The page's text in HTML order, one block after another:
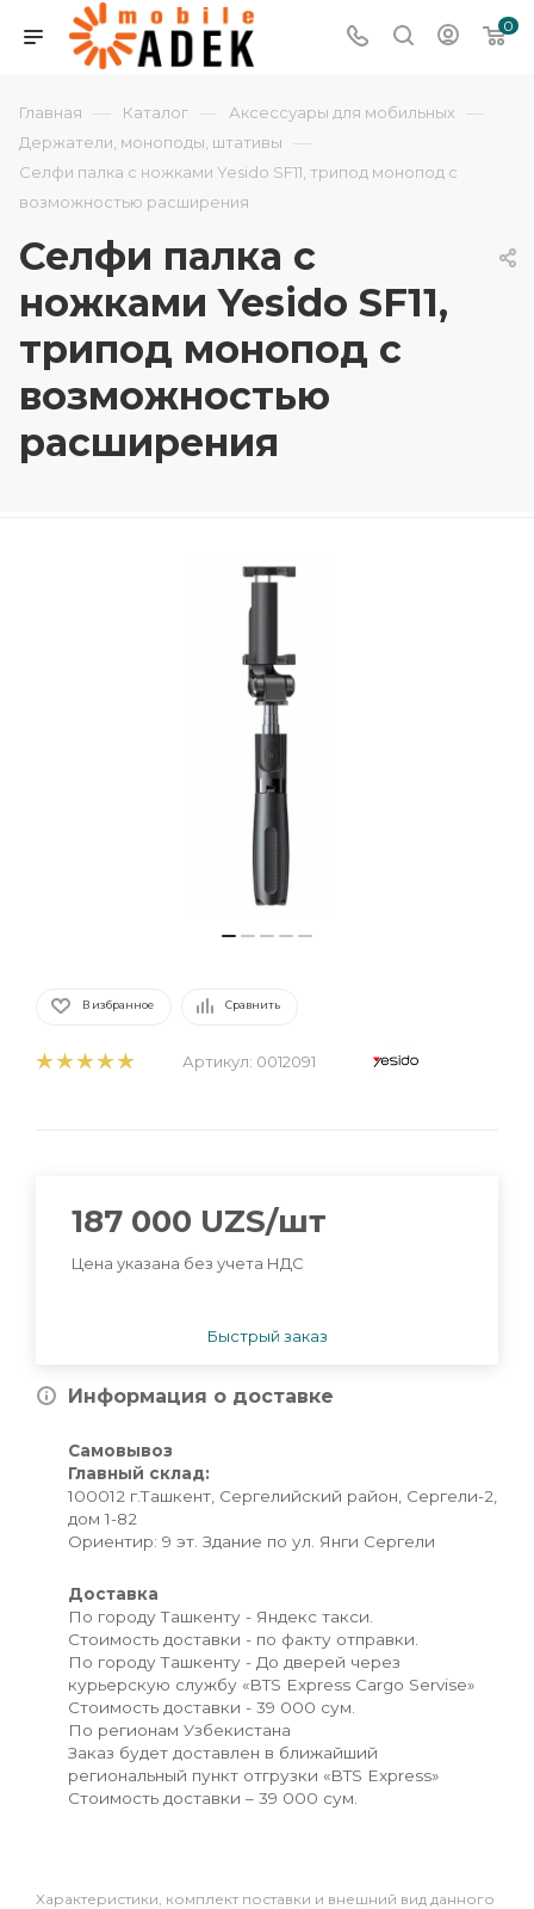
0
Главная — Каталог — Аксессуары для мобильных —
Держатели, моноподы, штативы —
Селфи палка с ножками Yesido SF11, трипод монопод с
возможностью расширения
Селфи палка с
ножками Yesido SF11,
трипод монопод с
возможностью
расширения
В избранное Сравнить
Артикул: 0012091
187 000 UZS/шт
Цена указана без учета НДС
Быстрый заказ
Информация о доставке
Самовывоз
Главный склад:
100012 г.Ташкент, Сергелийский район, Сергели-2,
дом 1-82
Ориентир: 9 эт. Здание по ул. Янги Сергели
Доставка
По городу Ташкенту - Яндекс такси.
Стоимость доставки - по факту отправки.
По городу Ташкенту - До дверей через
курьерскую службу «BTS Express Cargo Servise»
Стоимость доставки - 39 000 сум.
По регионам Узбекистана
Заказ будет доставлен в ближайший
региональный пункт отгрузки «BTS Express»
Стоимость доставки – 39 000 сум.
Xарактеристики, комплект поставки и внешний вид данного